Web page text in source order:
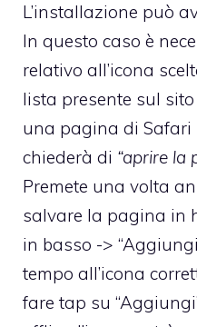
L’installazione può
In questo caso è
relativo all’icona
lista presente sul
una pagina di
chiederà di “aprire la
Premete una volta
salvare la pagina in
in basso ->
tempo all’icona
fare tap su